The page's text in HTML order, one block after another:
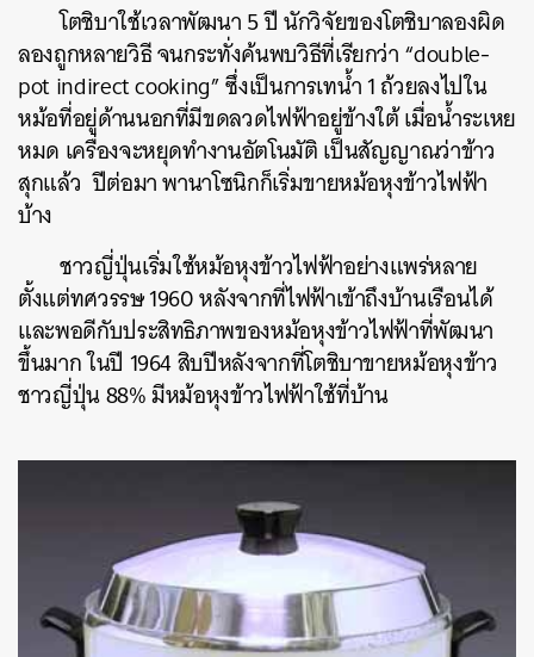
โตชิบาใช้เวลาพัฒนา 5 ปี นักวิจัยของโตชิบาลองผิด
ลองถูกหลายวิธี จนกระทั่งค้นพบวิธีที่เรียกว่า “double-
pot indirect cooking” ซึ่งเป็นการเทน้ำ 1 ถ้วยลงไปใน
หม้อที่อยู่ด้านนอกที่มีขดลวดไฟฟ้าอยู่ข้างใต้ เมื่อน้ำระเหย
หมด เครื่องจะหยุดทำงานอัตโนมัติ เป็นสัญญาณว่าข้าว
สุกแล้ว ปีต่อมา พานาโซนิกก็เริ่มขายหม้อหุงข้าวไฟฟ้า
บ้าง
ชาวญี่ปุ่นเริ่มใช้หม้อหุงข้าวไฟฟ้าอย่างแพร่หลาย
ตั้งแต่ทศวรรษ 1960 หลังจากที่ไฟฟ้าเข้าถึงบ้านเรือนได้
และพอดีกับประสิทธิภาพของหม้อหุงข้าวไฟฟ้าที่พัฒนา
ขึ้นมาก ในปี 1964 สิบปีหลังจากที่โตชิบาขายหม้อหุงข้าว
ชาวญี่ปุ่น 88% มีหม้อหุงข้าวไฟฟ้าใช้ที่บ้าน